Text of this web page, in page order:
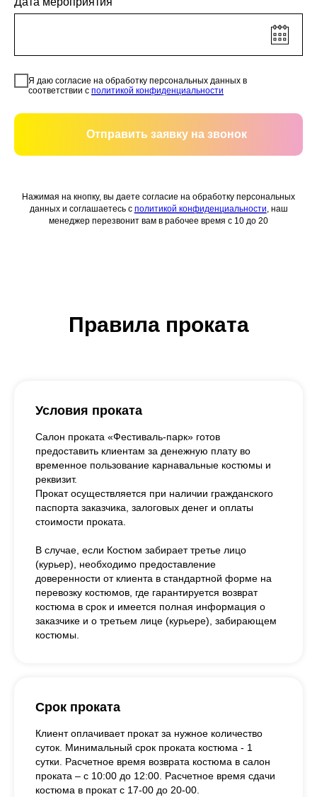
Я даю согласие на обработку персональных данных в
соответствии с политикой конфиденциальности
Отправить заявку на звонок
Нажимая на кнопку, вы даете согласие на обработку персональных
данных и соглашаетесь c политикой конфиденциальности, наш
менеджер перезвонит вам в рабочее время с 10 до 20
Правила проката
Условия проката
Салон проката «Фестиваль-парк» готов
предоставить клиентам за денежную плату во
временное пользование карнавальные костюмы и
реквизит.
Прокат осуществляется при наличии гражданского
паспорта заказчика, залоговых денег и оплаты
стоимости проката.
В случае, если Костюм забирает третье лицо
(курьер), необходимо предоставление
доверенности от клиента в стандартной форме на
перевозку костюмов, где гарантируется возврат
костюма в срок и имеется полная информация о
заказчике и о третьем лице (курьере), забирающем
костюмы.
Срок проката
Клиент оплачивает прокат за нужное количество
суток. Минимальный срок проката костюма - 1
сутки. Расчетное время возврата костюма в салон
проката – с 10:00 до 12:00. Расчетное время сдачи
костюма в прокат с 17-00 до 20-00.